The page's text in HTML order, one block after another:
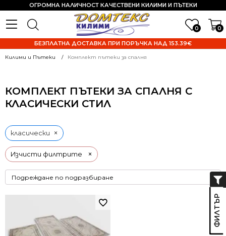
0 0
ОГРОМНА НАЛИЧНОСТ КАЧЕСТВЕНИ КИЛИМИ И ПЪТЕКИ
БЕЗПЛАТНА ДОСТАВКА ПРИ ПОРЪЧКА НАД 153.39€
Килими и Пътеки Комплект пътеки за спалня
КОМПЛЕКТ ПЪТЕКИ ЗА СПАЛНЯ С
КЛАСИЧЕСКИ СТИЛ
Изчисти филтрите ×
класически ×